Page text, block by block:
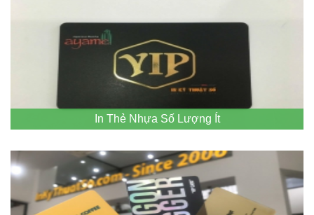
In Thẻ Nhựa Số Lượng Ít